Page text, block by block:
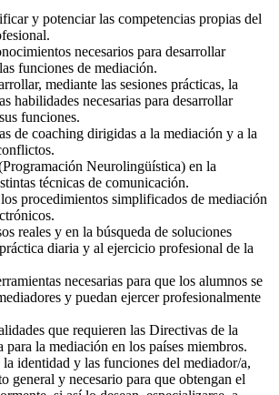
y potenciar las competencias propias del
necesarios para desarrollar
funciones de mediación.
mediante las sesiones prácticas, la
habilidades necesarias para desarrollar
funciones.
de coaching dirigidas a la mediación y a la
Neurolingüística) en la
técnicas de comunicación.
procedimientos simplificados de mediación
reales y en la búsqueda de soluciones
diaria y al ejercicio profesional de la
necesarias para que los alumnos se
y puedan ejercer profesionalmente
que requieren las Directivas de la
la mediación en los países miembros.
identidad y las funciones del mediador/a,
general y necesario para que obtengan el